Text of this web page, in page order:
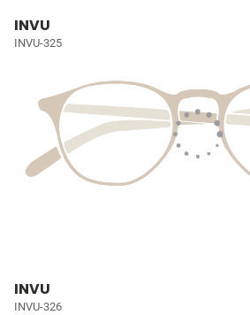
INVU
INVU-325
INVU
INVU-326